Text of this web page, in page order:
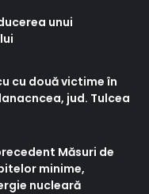
unui
cu două victime în
jud. Tulcea
Măsuri de
minime,
nucleară